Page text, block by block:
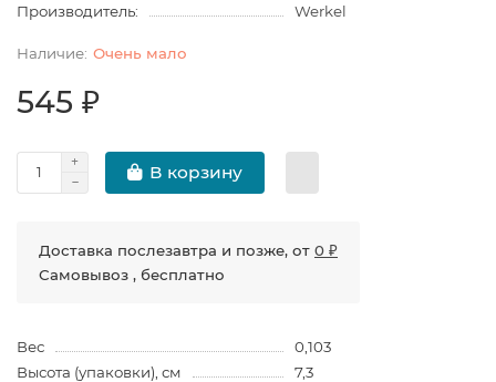
Производитель:
Werkel
Очень мало
545 ₽
В корзину
Доставка послезавтра и позже, от 0 ₽
Самовывоз , бесплатно
Вес
0,103
Высота (упаковки), см
7,3